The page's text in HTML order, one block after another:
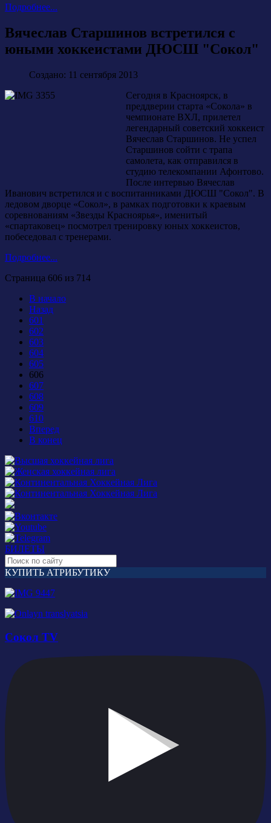
Подробнее...
Вячеслав Старшинов встретился с
юными хоккеистами ДЮСШ "Сокол"
Создано: 11 сентября 2013
Сегодня в Красноярск, в
преддверии старта «Сокола» в
чемпионате ВХЛ, прилетел
легендарный советский хоккеист
Вячеслав Старшинов. Не успел
Старшинов сойти с трапа
самолета, как отправился в
студию телекомпании Афонтово.
После интервью Вячеслав
Иванович встретился и с воспитанниками ДЮСШ "Сокол". В
ледовом дворце «Сокол», в рамках подготовки к краевым
соревнованиям «Звезды Красноярья», именитый
«спартаковец» посмотрел тренировку юных хоккеистов,
побеседовал с тренерами.
Подробнее...
Страница 606 из 714
В начало
Назад
601
602
603
604
605
606
607
608
609
610
Вперед
В конец
БИЛЕТЫ
КУПИТЬ АТРИБУТИКУ
Сокол TV